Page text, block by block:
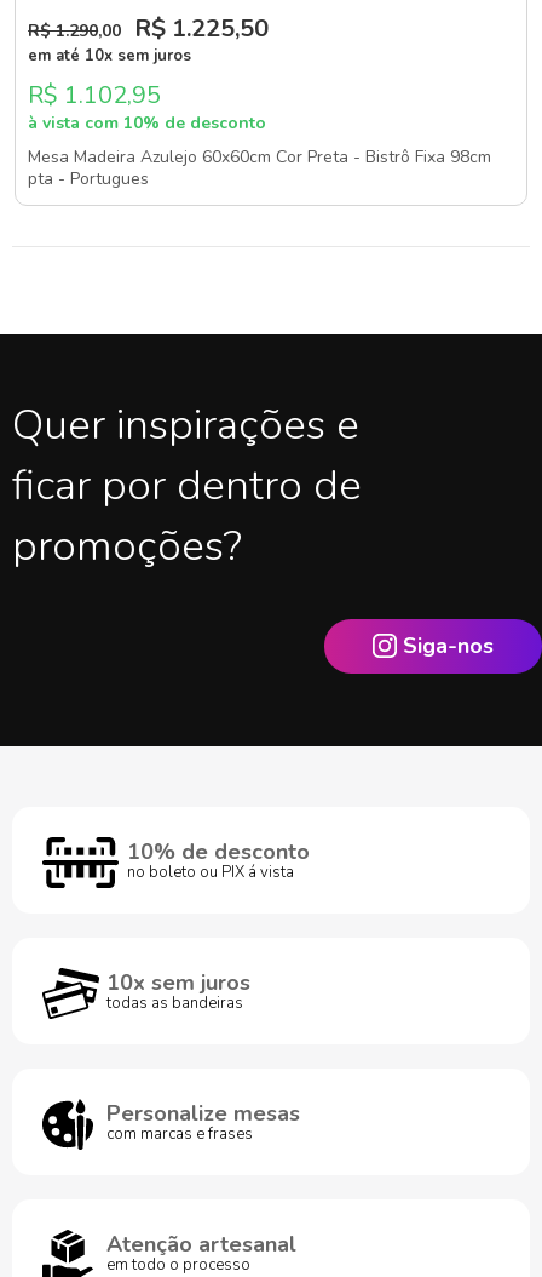
R$ 1.290,00 R$ 1.225,50
em até 10x sem juros
R$ 1.102,95
à vista com 10% de desconto
Mesa Madeira Azulejo 60x60cm Cor Preta - Bistrô Fixa 98cm
pta - Portugues
Quer inspirações e
ficar por dentro de
promoções?
Siga-nos
10% de desconto
no boleto ou PIX á vista
10x sem juros
todas as bandeiras
Personalize mesas
com marcas e frases
Atenção artesanal
em todo o processo